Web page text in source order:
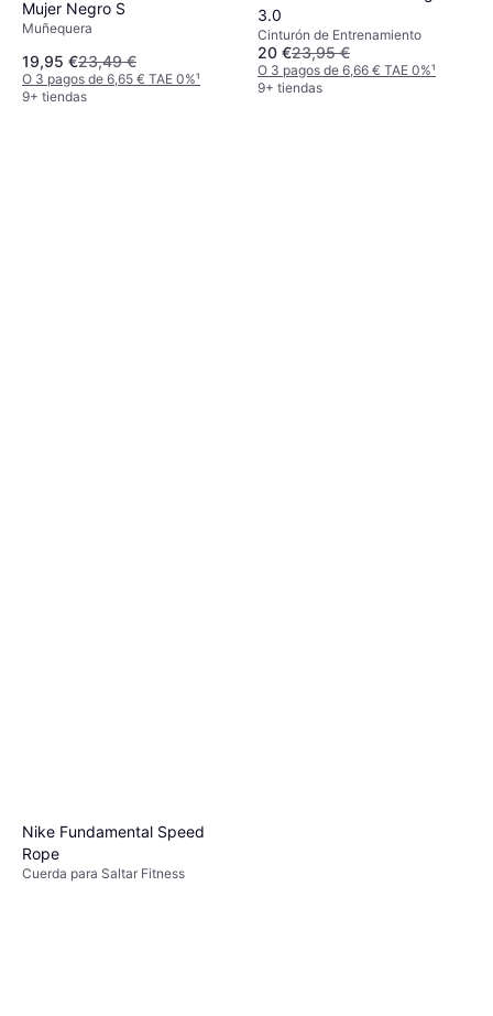
Mujer Negro S
Muñequera
19,95 €23,49 €
O 3 pagos de 6,65 € TAE 0%¹
9+ tiendas
3.0
Cinturón de Entrenamiento
20 €23,95 €
O 3 pagos de 6,66 € TAE 0%¹
9+ tiendas
Nike Fundamental Speed ​​
Rope
Cuerda para Saltar Fitness